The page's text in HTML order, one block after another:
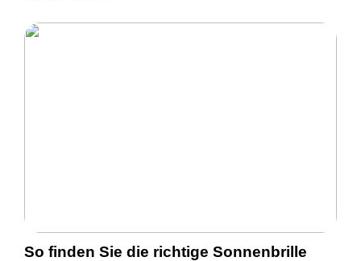
So finden Sie die richtige Sonnenbrille